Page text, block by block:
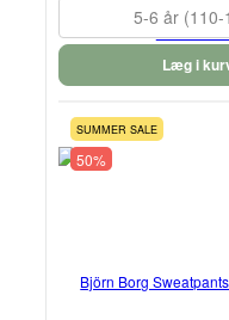
5-6 år (110-
Læg i
SUMMER SALE
50%